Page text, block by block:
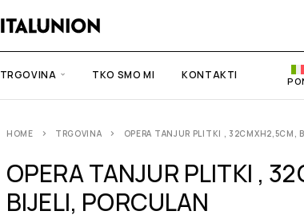
TRGOVINA TKO SMO MI KONTAKTI
HOME TRGOVINA OPERA TANJUR PLITKI , 32CMXH2,5CM,
OPERA TANJUR PLITKI ,
BIJELI, PORCULAN